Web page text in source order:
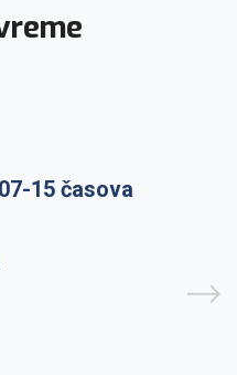
15 časova
petak 7-